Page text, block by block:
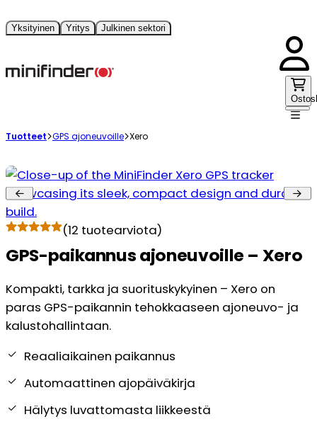
Yksityinen Yritys Julkinen sektori
Tuotteet GPS ajoneuvoille Xero
(12 tuotearviota)
GPS-paikannus ajoneuvoille – Xero
Kompakti, tarkka ja suorituskykyinen – Xero on
paras GPS-paikannin tehokkaaseen ajoneuvo- ja
kalustohallintaan.
Reaaliaikainen paikannus
Automaattinen ajopäiväkirja
Hälytys luvattomasta liikkeestä